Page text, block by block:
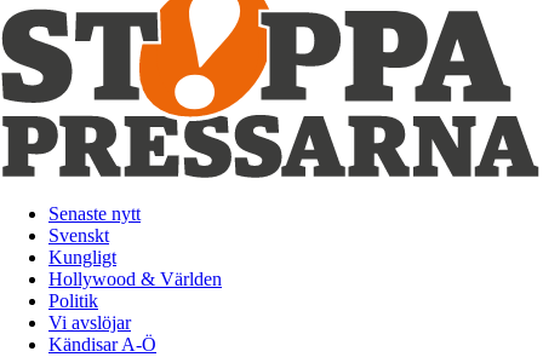
Senaste nytt
Svenskt
Kungligt
Hollywood & Världen
Politik
Vi avslöjar
Kändisar A-Ö